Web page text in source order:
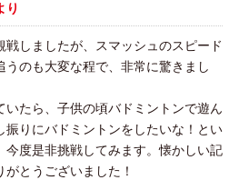
り
しましたが、スマッシュのスピード
のも大変な程で、非常に驚きまし
いたら、子供の頃バドミントンで遊ん
振りにバドミントンをしたいな！とい
今度是非挑戦してみます。懐かしい記
とうございました！